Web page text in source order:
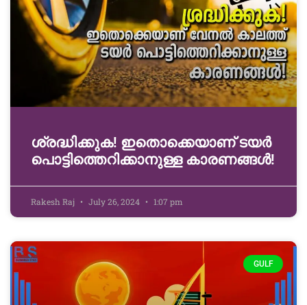
ശ്രദ്ധിക്കുക! ഇതൊക്കെയാണ് ടയർ
പൊട്ടിത്തെറിക്കാനുള്ള കാരണങ്ങൾ!
Rakesh Raj July 26, 2024 1:07 pm
GULF